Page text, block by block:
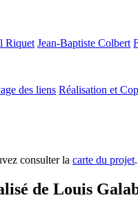
Riquet Jean-Baptiste Colbert
des liens Réalisation et
consulter la carte du projet.
de Louis